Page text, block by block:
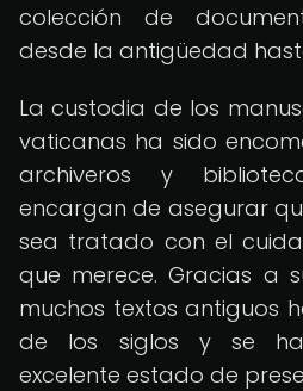
colección de
desde la antigüedad
La custodia de los
vaticanas ha sido
archiveros y
encargan de asegurar
sea tratado con el
que merece. Gracias a
muchos textos antiguos
de los siglos y se
excelente estado de